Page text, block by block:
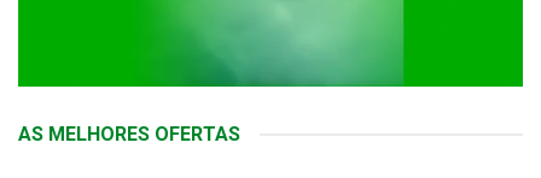
AS MELHORES OFERTAS